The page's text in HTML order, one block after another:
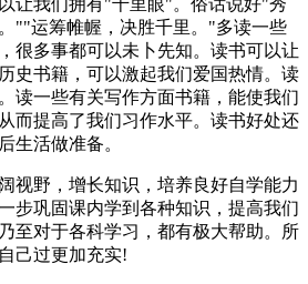
让我们拥有"千里眼"。俗话说好"秀
""运筹帷幄，决胜千里。"多读一些
很多事都可以未卜先知。读书可以让
史书籍，可以激起我们爱国热情。读
读一些有关写作方面书籍，能使我们
而提高了我们习作水平。读书好处还
生活做准备。
视野，增长知识，培养良好自学能力
步巩固课内学到各种知识，提高我们
至对于各科学习，都有极大帮助。所
己过更加充实!